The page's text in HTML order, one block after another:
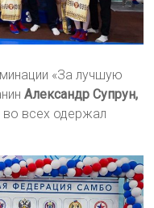
«За лучшую
Александр Супрун,
во всех одержал